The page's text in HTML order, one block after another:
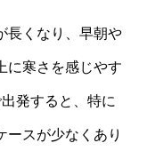
長くなり、早朝や
に寒さを感じやす
発すると、特に
ースが少なくあり